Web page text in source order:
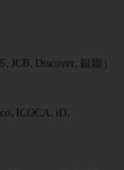
､Discover､銀聯）
､ICOCA､iD､